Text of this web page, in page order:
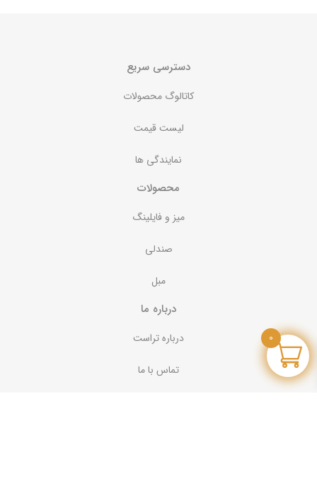
دسترسی سریع
کاتالوگ محصولات
لیست قیمت
نمایندگی ها
محصولات
میز و فایلینگ
صندلی
مبل
درباره ما
درباره تراست
تماس با ما
0